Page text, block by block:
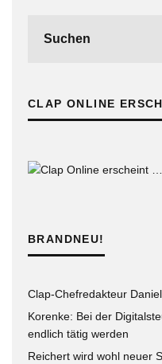
CLAP ONLINE
BRANDNEU!
Clap-Chefredakteur
Korenke: Bei der
endlich tätig werden
Reichert wird wohl neuer